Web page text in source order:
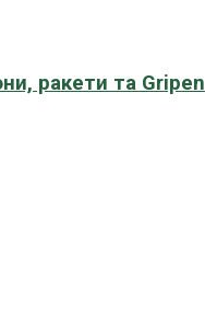
ракети та Gripen